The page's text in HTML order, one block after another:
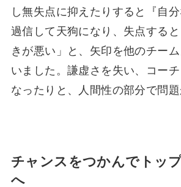
し無失点に抑えたりすると『自
過信して天狗になり、失点する
きが悪い」と、矢印を他のチー
いました。謙虚さを失い、コー
なったりと、人間性の部分で問題
チャンスをつかんでトッ
へ